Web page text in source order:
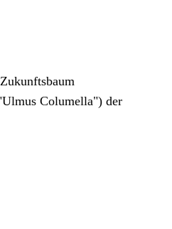
Columella") der